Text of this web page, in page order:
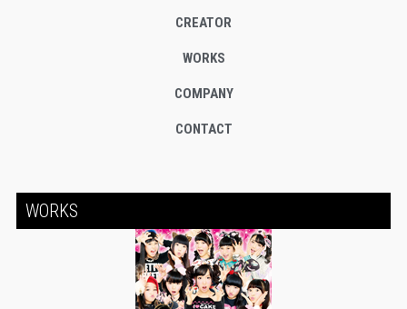
CREATOR
WORKS
COMPANY
CONTACT
WORKS